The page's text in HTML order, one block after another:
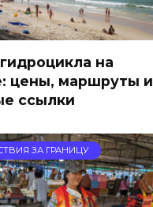
на
цены, маршруты и
ссылки
ЗА ГРАНИЦУ